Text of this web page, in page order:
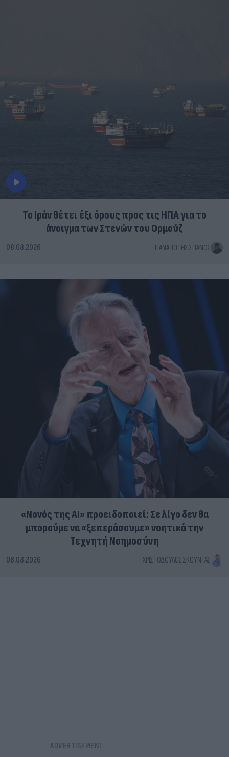
Το Ιράν θέτει έξι όρους προς τις ΗΠΑ για το
άνοιγμα των Στενών του Ορμούζ
08.08.2026 ΠΑΝΑΓΙΏΤΗΣ ΣΠΑΝΌΣ
«Νονός της AI» προειδοποιεί: Σε λίγο δεν θα
μπορούμε να «ξεπεράσουμε» νοητικά την
Τεχνητή Νοημοσύνη
08.08.2026 ΧΡΙΣΤΌΔΟΥΛΟΣ ΣΚΟΎΝΤΑΣ